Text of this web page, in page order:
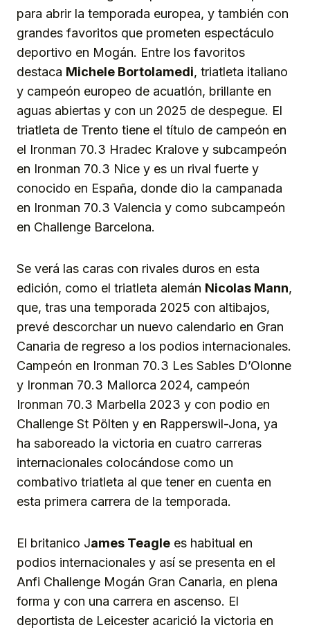
para abrir la temporada europea, y también con
grandes favoritos que prometen espectáculo
deportivo en Mogán. Entre los favoritos
destaca Michele Bortolamedi, triatleta italiano
y campeón europeo de acuatlón, brillante en
aguas abiertas y con un 2025 de despegue. El
triatleta de Trento tiene el título de campeón en
el Ironman 70.3 Hradec Kralove y subcampeón
en Ironman 70.3 Nice y es un rival fuerte y
conocido en España, donde dio la campanada
en Ironman 70.3 Valencia y como subcampeón
en Challenge Barcelona.
Se verá las caras con rivales duros en esta
edición, como el triatleta alemán Nicolas Mann,
que, tras una temporada 2025 con altibajos,
prevé descorchar un nuevo calendario en Gran
Canaria de regreso a los podios internacionales.
Campeón en Ironman 70.3 Les Sables D’Olonne
y Ironman 70.3 Mallorca 2024, campeón
Ironman 70.3 Marbella 2023 y con podio en
Challenge St Pölten y en Rapperswil-Jona, ya
ha saboreado la victoria en cuatro carreras
internacionales colocándose como un
combativo triatleta al que tener en cuenta en
esta primera carrera de la temporada.
El britanico James Teagle es habitual en
podios internacionales y así se presenta en el
Anfi Challenge Mogán Gran Canaria, en plena
forma y con una carrera en ascenso. El
deportista de Leicester acarició la victoria en